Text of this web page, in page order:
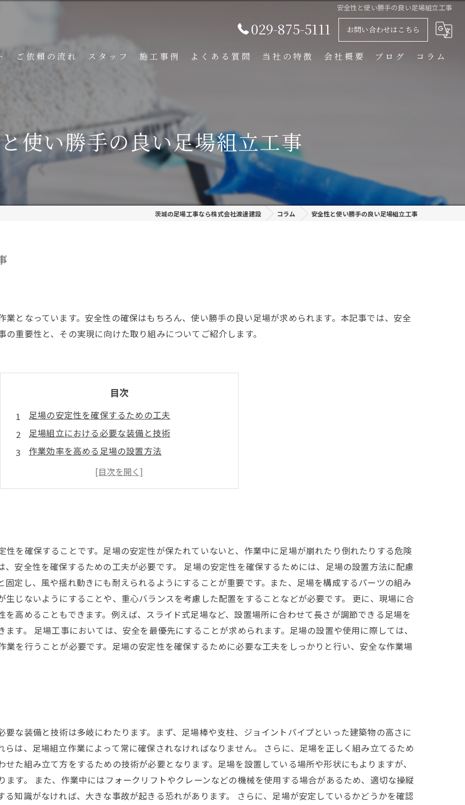
安全性と使い勝手の良い足場組立工事
029-875-5111 お問い合わせはこちら
ご依頼の流れ スタッフ 施工事例 よくある質問 当社の特徴
プラント工事
リース
会社概要 ブログ コラム
使い勝手の良い足場組立工事
茨城の足場工事なら株式会社渡邊建設 コラム 安全性と使い勝手の良い足場組立工事
となっています。安全性の確保はもちろん、使い勝手の良い足場が求められます。本記事では、安全
重要性と、その実現に向けた取り組みについてご紹介します。
目次
足場の安定性を確保するための工夫
足場組立における必要な装備と技術
作業効率を高める足場の設置方法
危険箇所の予防と対策
安全性と使い勝手を両立した足場の管理方法
を確保することです。足場の安定性が保たれていないと、作業中に足場が崩れたり倒れたりする危険
安全性を確保するための工夫が必要です。 足場の安定性を確保するためには、足場の設置方法に配慮
定し、風や揺れ動きにも耐えられるようにすることが重要です。また、足場を構成するパーツの組み
じないようにすることや、重心バランスを考慮した配置をすることなどが必要です。 更に、現場に合
高めることもできます。例えば、スライド式足場など、設置場所に合わせて長さが調節できる足場を
す。 足場工事においては、安全を最優先にすることが求められます。足場の設置や使用に際しては、
業を行うことが必要です。足場の安定性を確保するために必要な工夫をしっかりと行い、安全な作業場
な装備と技術は多岐にわたります。まず、足場棒や支柱、ジョイントパイプといった建築物の高さに
は、足場組立作業によって常に確保されなければなりません。 さらに、足場を正しく組み立てるため
た組み立て方をするための技術が必要となります。足場を設置している場所や形状にもよりますが、
す。 また、作業中にはフォークリフトやクレーンなどの機械を使用する場合があるため、適切な操縦
知識がなければ、大きな事故が起きる恐れがあります。 さらに、足場が安定しているかどうかを確認